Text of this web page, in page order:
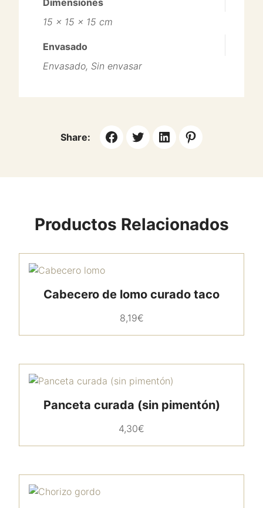
Dimensiones
15 × 15 × 15 cm
Envasado
Envasado, Sin envasar
Share:
Productos Relacionados
Cabecero de lomo curado taco
8,19€
Panceta curada (sin pimentón)
4,30€